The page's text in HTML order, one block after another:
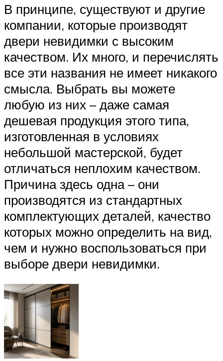
В принципе, существуют и другие
компании, которые производят
двери невидимки с высоким
качеством. Их много, и перечислять
все эти названия не имеет никакого
смысла. Выбрать вы можете
любую из них – даже самая
дешевая продукция этого типа,
изготовленная в условиях
небольшой мастерской, будет
отличаться неплохим качеством.
Причина здесь одна – они
производятся из стандартных
комплектующих деталей, качество
которых можно определить на вид,
чем и нужно воспользоваться при
выборе двери невидимки.